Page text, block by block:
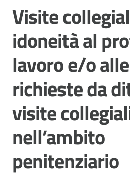
Sanitaria Locale
di Piacenza
Prestazioni
e
percorsi
di
cura
Come
fare
per...
Visite
idoneità al
lavoro e/o
richieste da
visite
nell’ambito
penitenziario